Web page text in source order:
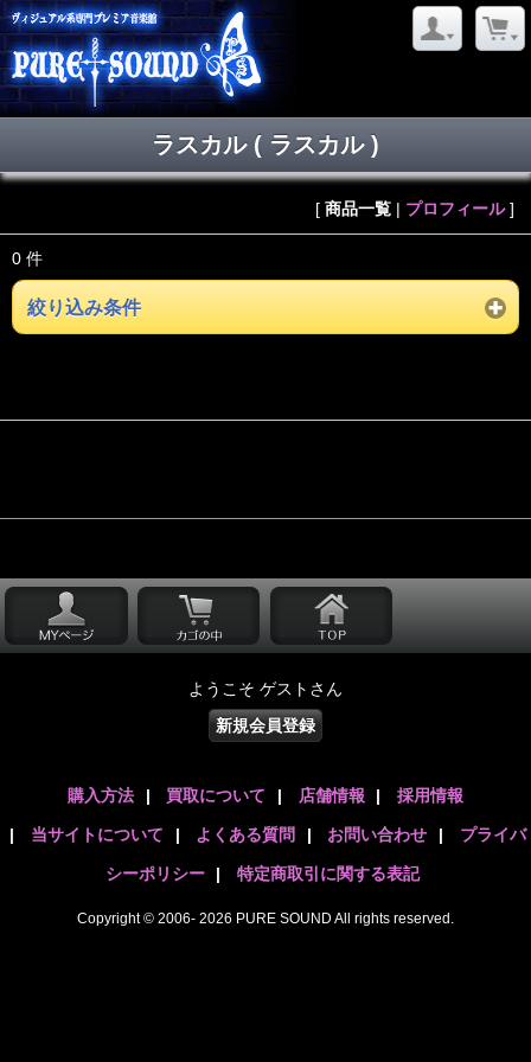
ラスカル ( ラスカル )
[ 商品一覧 | プロフィール]
0 件
絞り込み条件
ようこそ ゲストさん
新規会員登録
購入方法 | 買取について | 店舗情報 | 採用情報
| 当サイトについて | よくある質問 | お問い合わせ | プライバ
シーポリシー | 特定商取引に関する表記
Copyright © 2006- 2026 PURE SOUND All rights reserved.